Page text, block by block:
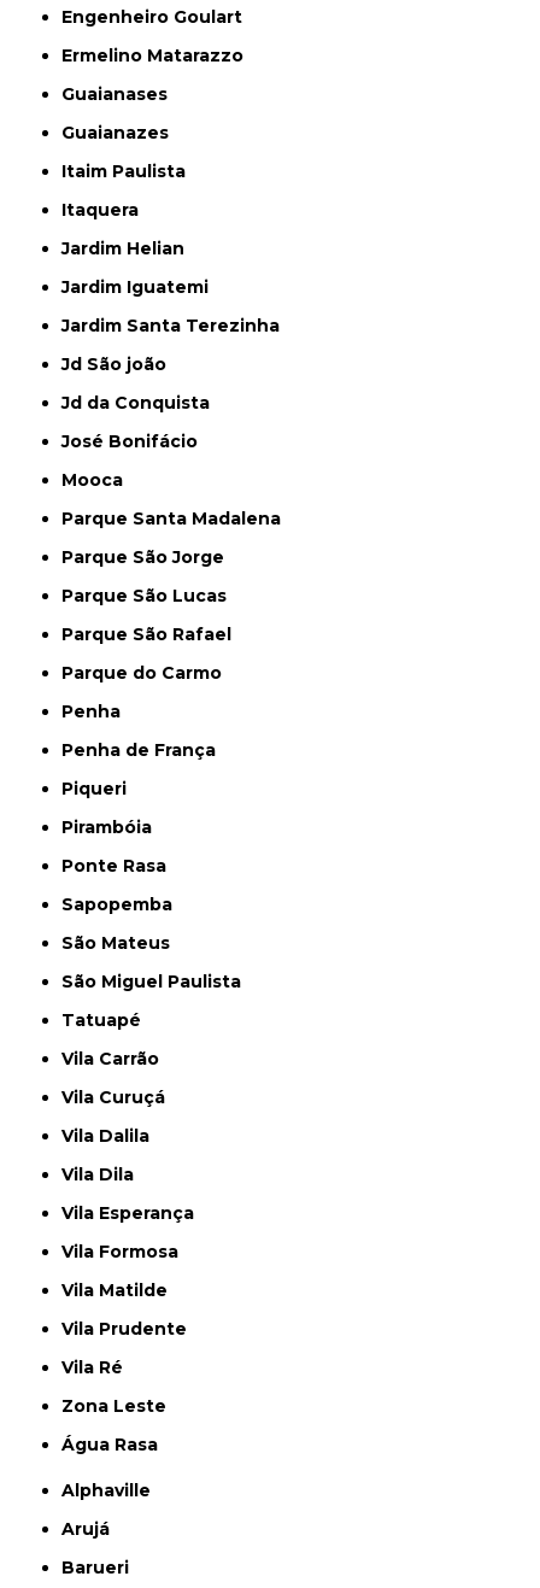
Engenheiro Goulart
Ermelino Matarazzo
Guaianases
Guaianazes
Itaim Paulista
Itaquera
Jardim Helian
Jardim Iguatemi
Jardim Santa Terezinha
Jd São joão
Jd da Conquista
José Bonifácio
Mooca
Parque Santa Madalena
Parque São Jorge
Parque São Lucas
Parque São Rafael
Parque do Carmo
Penha
Penha de França
Piqueri
Pirambóia
Ponte Rasa
Sapopemba
São Mateus
São Miguel Paulista
Tatuapé
Vila Carrão
Vila Curuçá
Vila Dalila
Vila Dila
Vila Esperança
Vila Formosa
Vila Matilde
Vila Prudente
Vila Ré
Zona Leste
Água Rasa
Alphaville
Arujá
Barueri